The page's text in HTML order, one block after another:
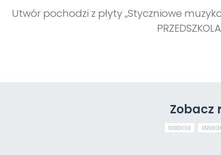
Utwór pochodzi z płyty „Styczniowe
Zobacz
babcia